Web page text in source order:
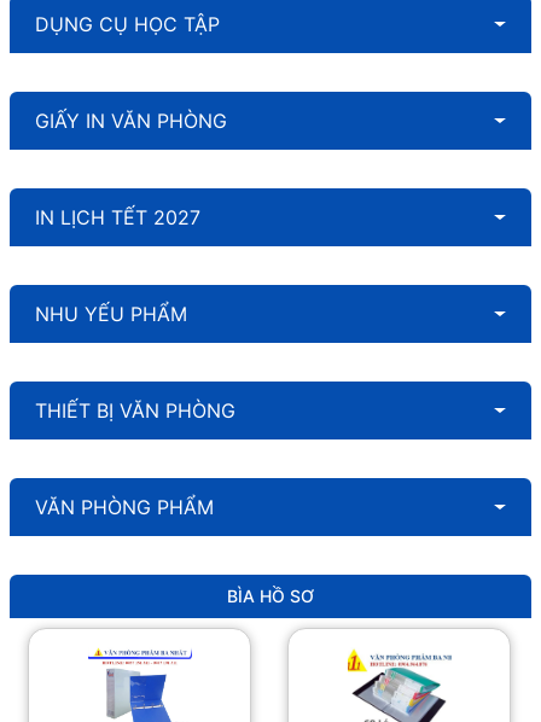
DỤNG CỤ HỌC TẬP
GIẤY IN VĂN PHÒNG
IN LỊCH TẾT 2027
NHU YẾU PHẨM
THIẾT BỊ VĂN PHÒNG
VĂN PHÒNG PHẨM
BÌA HỒ SƠ